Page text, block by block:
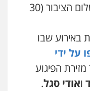
שומות וערעורי מס
והתנהגות העלולה להפר את שלום הציבור (30
באירוע שבו
13 הותקפו על ידי
הפיגוע
ואודי סגל.